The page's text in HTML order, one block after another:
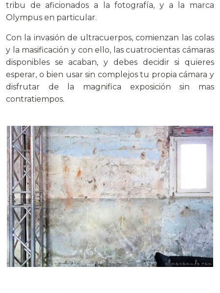
tribu de aficionados a la fotografía, y a la marca
Olympus en particular.
Con la invasión de ultracuerpos, comienzan las colas
y la masificación y con ello, las cuatrocientas cámaras
disponibles se acaban, y debes decidir si quieres
esperar, o bien usar sin complejos tu propia cámara y
disfrutar de la magnifica exposición sin mas
contratiempos.